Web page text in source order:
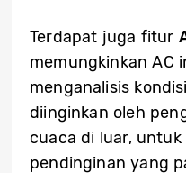
Terdapat juga fitur
memungkinkan AC
menganalisis
diinginkan oleh
cuaca di luar,
pendinginan yang